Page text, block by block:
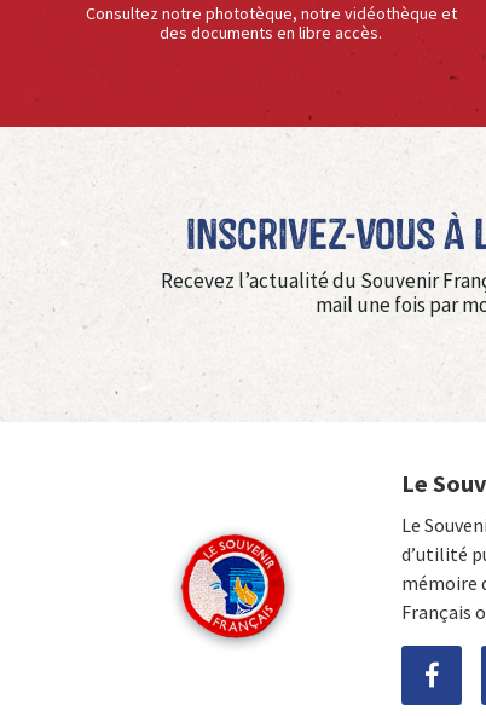
Consultez notre phototèque, notre vidéothèque et
des documents en libre accès.
Inscrivez-vous à
Recevez l’actualité du Souvenir
mail une fois par
Le
Le
d’utilité
mémoire
Français